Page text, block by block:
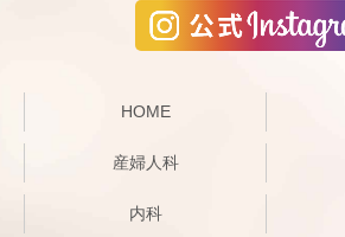
HOME
産婦人科
内科